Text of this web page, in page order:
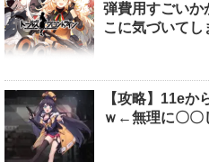
弾費用すごい
こに気づいてし
【攻略】11eか
ｗ←無理に〇〇